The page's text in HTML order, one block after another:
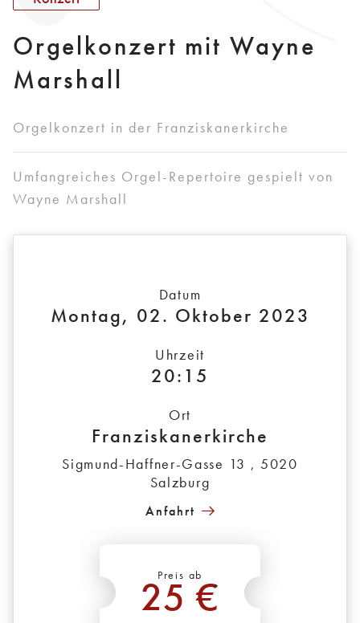
Orgelkonzert mit Wayne
Marshall
Orgelkonzert in der Franziskanerkirche
Umfangreiches Orgel-Repertoire gespielt von
Wayne Marshall
Datum
Montag, 02. Oktober 2023
Uhrzeit
20:15
Ort
Franziskanerkirche
Sigmund-Haffner-Gasse 13 , 5020
Salzburg
Anfahrt
Preis ab
25 €
*